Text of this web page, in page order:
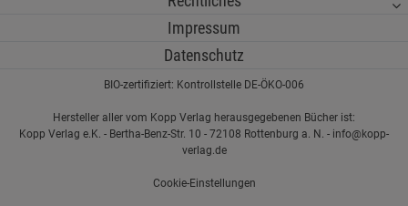
Impressum
Datenschutz
BIO-zertifiziert: Kontrollstelle DE-ÖKO-006
Hersteller aller vom Kopp Verlag herausgegebenen Bücher ist:
Kopp Verlag e.K. - Bertha-Benz-Str. 10 - 72108 Rottenburg a. N. - info@kopp-
verlag.de
Cookie-Einstellungen